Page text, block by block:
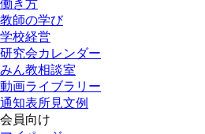
働き方
教師の学び
学校経営
研究会カレンダー
みん教相談室
動画ライブラリー
通知表所見文例
会員向け